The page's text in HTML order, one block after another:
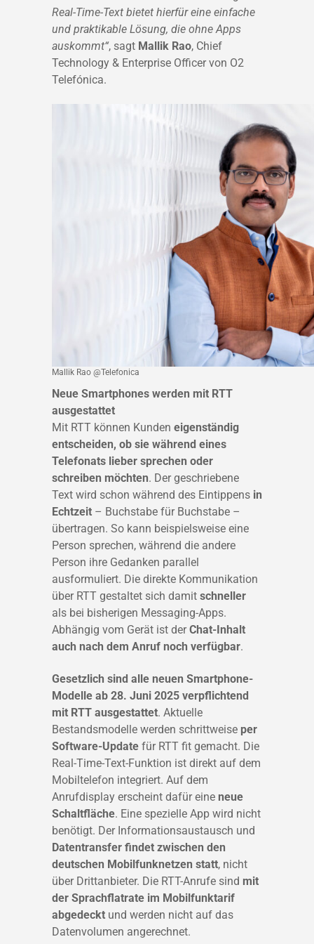
Real-Time-Text bietet hierfür eine einfache
und praktikable Lösung, die ohne Apps
auskommt“, sagt Mallik Rao, Chief
Technology & Enterprise Officer von O2
Telefónica.
Mallik Rao @Telefonica
Neue Smartphones werden mit RTT
ausgestattet
Mit RTT können Kunden eigenständig
entscheiden, ob sie während eines
Telefonats lieber sprechen oder
schreiben möchten. Der geschriebene
Text wird schon während des Eintippens in
Echtzeit – Buchstabe für Buchstabe –
übertragen. So kann beispielsweise eine
Person sprechen, während die andere
Person ihre Gedanken parallel
ausformuliert. Die direkte Kommunikation
über RTT gestaltet sich damit schneller
als bei bisherigen Messaging-Apps.
Abhängig vom Gerät ist derChat-Inhalt
auch nach dem Anruf noch verfügbar.
Gesetzlich sind alle neuen Smartphone-
Modelle ab 28. Juni 2025 verpflichtend
mit RTT ausgestattet. Aktuelle
Bestandsmodelle werden schrittweise per
Software-Update für RTT fit gemacht. Die
Real-Time-Text-Funktion ist direkt auf dem
Mobiltelefon integriert. Auf dem
Anrufdisplay erscheint dafür eine neue
Schaltfläche. Eine spezielle App wird nicht
benötigt. Der Informationsaustausch und
Datentransfer findet zwischen den
deutschen Mobilfunknetzen statt, nicht
über Drittanbieter. Die RTT-Anrufe sind mit
der Sprachflatrate im Mobilfunktarif
abgedeckt und werden nicht auf das
Datenvolumen angerechnet.